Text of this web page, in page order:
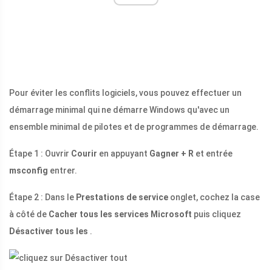
Pour éviter les conflits logiciels, vous pouvez effectuer un
démarrage minimal qui ne démarre Windows qu'avec un
ensemble minimal de pilotes et de programmes de démarrage.
Étape 1 : Ouvrir Courir en appuyant Gagner + R et entrée
msconfig entrer.
Étape 2 : Dans le Prestations de service onglet, cochez la case
à côté de Cacher tous les services Microsoft puis cliquez
Désactiver tous les .